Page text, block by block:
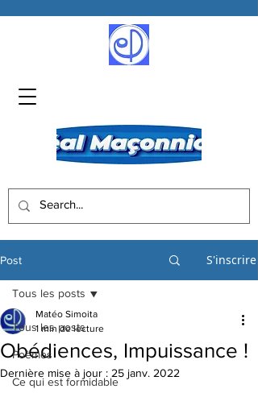
Post S'inscrire
Tous les posts
Poèmes
Ce qui est formidable
Tous les posts
Obédiences, Impuissance !
Matéo Simoita
1 min de lecture
Dernière mise à jour : 25 janv. 2022